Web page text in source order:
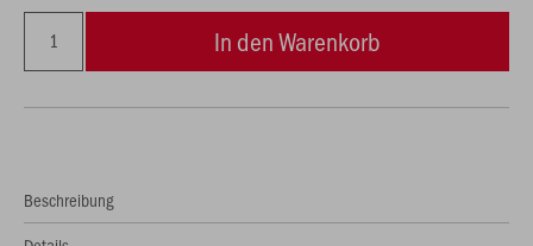
In den Warenkorb
Beschreibung